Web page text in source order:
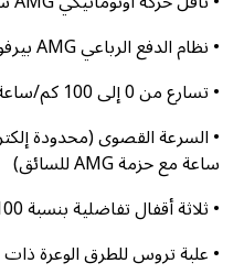
• نظام الدفع الرباعي AMG بيرفورمانس 4MATIC
• تسارع من 0 إلى 100 كم/ساعة في 4.5 ثوانٍ
ساعة مع حزمة AMG للسائق)
• ثلاثة أقفال تفاضلية بنسبة 100% (أمامي، وسطي، خلفي)
• علبة تروس للطرق الوعرة